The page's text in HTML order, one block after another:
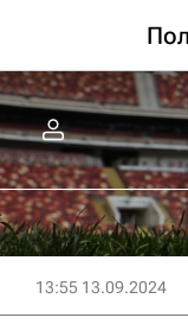
13:55 13.09.2024